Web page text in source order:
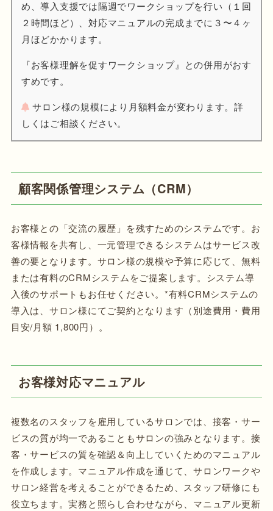
め、導入支援では隔週でワークショップを行い（１回
２時間ほど）、対応マニュアルの完成までに３〜４ヶ
月ほどかかります。
『お客様理解を促すワークショップ』との併用がおす
すめです。
サロン様の規模により月額料金が変わります。詳
しくはご相談ください。
顧客関係管理システム（CRM）
お客様との「交流の履歴」を残すためのシステムです。お
客様情報を共有し、一元管理できるシステムはサービス改
善の要となります。サロン様の規模や予算に応じて、無料
または有料のCRMシステムをご提案します。システム導
入後のサポートもお任せください。*有料CRMシステムの
導入は、サロン様にてご契約となります（別途費用・費用
目安/月額 1,800円）。
お客様対応マニュアル
複数名のスタッフを雇用しているサロンでは、接客・サー
ビスの質が均一であることもサロンの強みとなります。接
客・サービスの質を確認＆向上していくためのマニュアル
を作成します。マニュアル作成を通じて、サロンワークや
サロン経営を考えることができるため、スタッフ研修にも
役立ちます。実務と照らし合わせながら、マニュアル更新